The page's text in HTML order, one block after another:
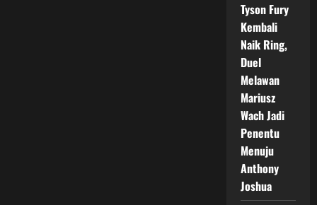
Tyson Fury
Kembali
Naik Ring,
Duel
Melawan
Mariusz
Wach Jadi
Penentu
Menuju
Anthony
Joshua